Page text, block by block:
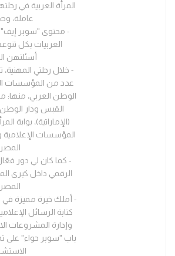
المرأة العربية في
عاملة،
- محتوى "سوبر إيف"
العربيات بكل
أسئلتهن
- خلال رحلتي
عدد من المؤسسات
الوطن العربي، منها:
القبس ودار الوطن
(الإماراتية)، بوابة
المؤسسات الإعلامية
- كما كان لي دور
الرقمي داخل كبرى
- أملك خبرة مميزة في
كتابة الرسائل
وإدارة المشروعات
باب "سوبر حواء" على